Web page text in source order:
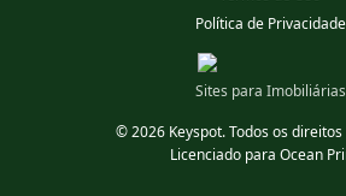
Política de Privacidade
Sites para Imobiliárias
© 2026 Keyspot. Todos os
Licenciado para Ocean